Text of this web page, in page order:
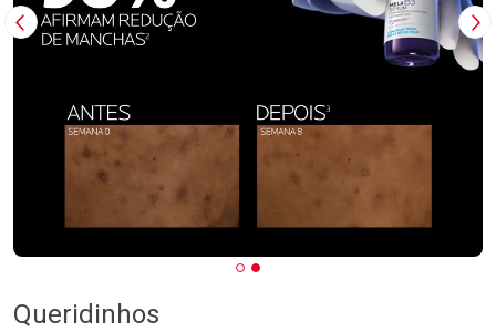
Imagem Anterior
Queridinhos